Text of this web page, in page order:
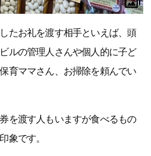
たお礼を渡す相手といえば、頭
ルの管理人さんや個人的に子ど
育ママさん、お掃除を頼んでい
を渡す人もいますが食べるもの
象です。